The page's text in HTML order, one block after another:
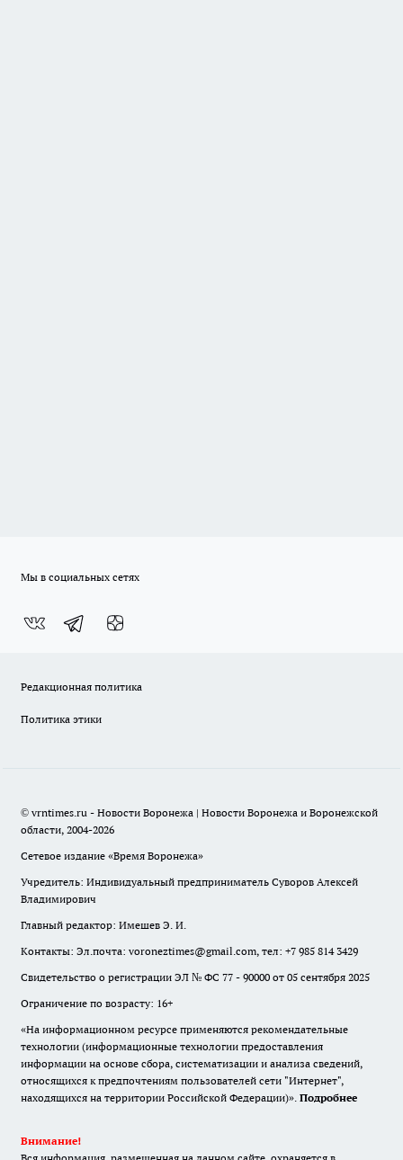
Мы в социальных сетях
Редакционная политика
Политика этики
© vrntimes.ru - Новости Воронежа | Новости Воронежа и Воронежской
области, 2004-2026
Сетевое издание «Время Воронежа»
Учредитель: Индивидуальный предприниматель Суворов Алексей
Владимирович
Главный редактор: Имешев Э. И.
Контакты: Эл.почта: voroneztimes@gmail.com, тел: +7 985 814 3429
Свидетельство о регистрации ЭЛ № ФС 77 - 90000 от 05 сентября 2025
Ограничение по возрасту: 16+
«На информационном ресурсе применяются рекомендательные
технологии (информационные технологии предоставления
информации на основе сбора, систематизации и анализа сведений,
относящихся к предпочтениям пользователей сети "Интернет",
находящихся на территории Российской Федерации)». Подробнее
Внимание!